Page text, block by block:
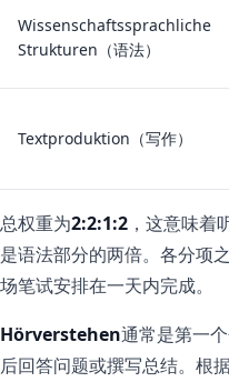
Wissenschaftssprachliche
Strukturen（语法）
Textproduktion（写作）
总权重为2:2:1:2 ，这意味着
是语法部分的两倍。各分项
场笔试安排在一天内完成。
Hörverstehen通常是第一
后回答问题或撰写总结。根